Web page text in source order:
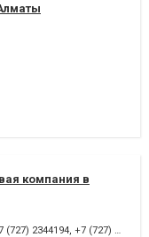
компания в
(727) 2344194, +7 (727) 2344181